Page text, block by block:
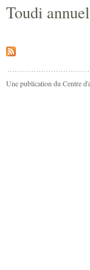
Toudi annuel
Une publication du Centre